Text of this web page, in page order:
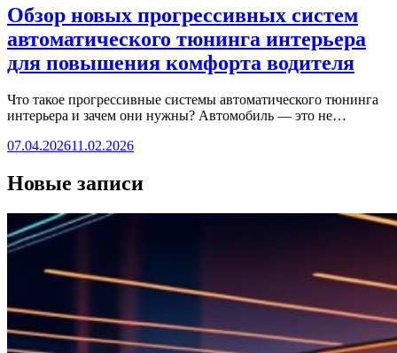
Обзор новых прогрессивных систем
автоматического тюнинга интерьера
для повышения комфорта водителя
Что такое прогрессивные системы автоматического тюнинга
интерьера и зачем они нужны? Автомобиль — это не…
07.04.202611.02.2026
Новые записи